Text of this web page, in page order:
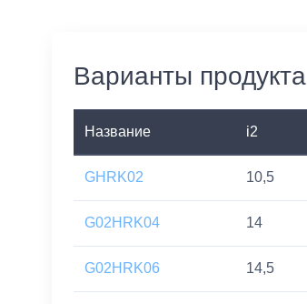
Варианты продукта
Название i2
GHRK02 10,5
G02HRK04 14
G02HRK06 14,5